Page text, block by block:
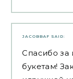
JACOBBAF SAID:
Спасибо за
букетам!